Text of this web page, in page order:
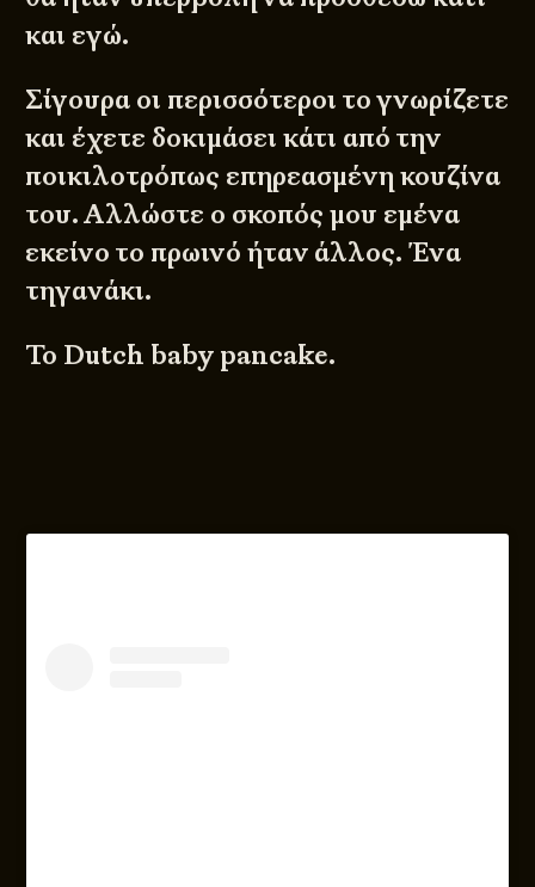
και εγώ.
Σίγουρα οι περισσότεροι το γνωρίζετε
και έχετε δοκιμάσει κάτι από την
ποικιλοτρόπως επηρεασμένη κουζίνα
του. Αλλώστε ο σκοπός μου εμένα
εκείνο το πρωινό ήταν άλλος. Ένα
τηγανάκι.
To Dutch baby pancake.